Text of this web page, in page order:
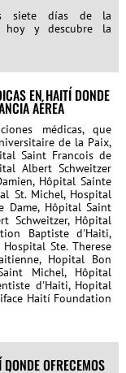
siete días de la
y descubre la
EN HAITÍ DONDE
AÉREA
médicas, que
de la Paix,
Saint Francois de
Albert Schweitzer
Hôpital Sainte
St. Michel, Hospital
Dame, Hôpital Saint
Schweitzer, Hôpital
Baptiste d'Haiti,
Ste. Therese
Hopital Bon
Michel, Hôpital
d'Haiti, Hopital
Haití Foundation
OFRECEMOS